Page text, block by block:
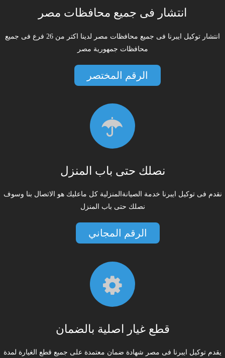
انتشار فى جميع محافظات مصر
انتشار توكيل ايبرنا فى جميع محافظات مصر لدينا اكتر من 26 فرع فى جميع
محافظات جمهورية مصر
الرقم المختصر
نصلك حتى باب المنزل
نقدم فى توكيل ايبرنا خدمة الصيانةالمنزلية كل ماعليك هو الاتصال بنا وسوف
نصلك حتى باب المنزل
الرقم المجاني
قطع غيار اصلية بالضمان
يقدم توكيل ايبرنا فى مصر شهادة ضمان معتمدة على جميع قطع الغيارة لمدة